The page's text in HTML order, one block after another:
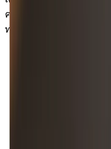
คอมพิวเตอร์ของคุณโดย
ทรงพลังของแอปใด ๆ